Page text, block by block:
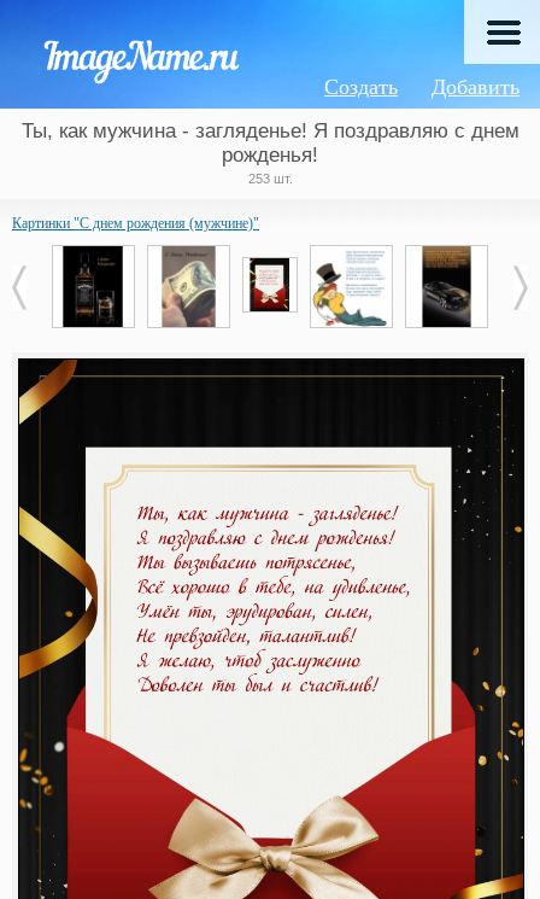
Добавить
Создать
Ты, как мужчина - загляденье! Я поздравляю с днем
рожденья!
253 шт.
Картинки "С днем рождения (мужчине)"